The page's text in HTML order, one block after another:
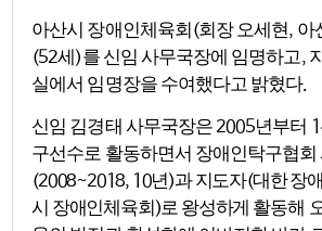
아산시 장애인체육회 (회장 오세현, 아
(52세 )를 신임 사무국장에 임명하고,
실에서 임명장을 수여했다고 밝혔다.
신임 김경태 사무국장은 2005년부터
구선수로 활동하면서 장애인탁구협회
(2008~2018, 10년)과 지도자(대한 장
시 장애인체육회)로 왕성하게 활동해